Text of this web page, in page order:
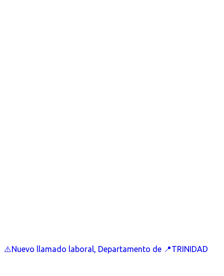
⚠️Nuevo llamado laboral, Departamento de 📍TRINIDAD